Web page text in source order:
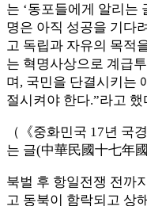
는 ‘동포들에게 알리는
명은 아직 성공을 기다
고 독립과 자유의 목적
는 혁명사상으로 계급
며, 국민을 단결시키는
절시켜야 한다.”라고 했
（《중화민국 17년 국
는 글(中華民國十七年
북벌 후 항일전쟁 전까
고 동북이 함락되고 상